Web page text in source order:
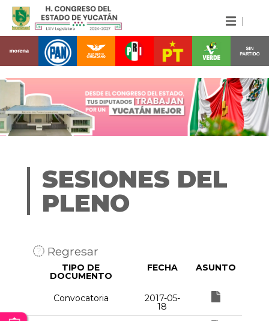
SESIONES DEL
PLENO
Regresar
TIPO DE
DOCUMENTO
FECHA ASUNTO
Convocatoria 2017-05-
18